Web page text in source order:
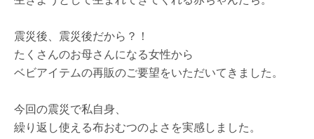
震災後、震災後だから？！
たくさんのお母さんになる女性から
ベビアイテムの再販のご要望をいただいてきました。
今回の震災で私自身、
繰り返し使える布おむつのよさを実感しました。